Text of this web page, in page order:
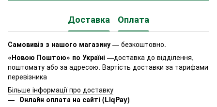
Доставка Оплата
Самовивіз з нашого магазину — безкоштовно.
«Новою Поштою» по Україні —доставка до відділення,
поштомату або за адресою. Вартість доставки за тарифами
перевізника
Більше інформації про доставку
Онлайн оплата на сайті (LiqPay)